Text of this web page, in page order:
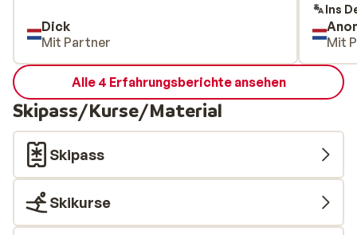
Dick
Mit Partner
Ins
Mit
Alle 4 Erfahrungsberichte ansehen
Skipass/Kurse/Material
Skipass
Skikurse